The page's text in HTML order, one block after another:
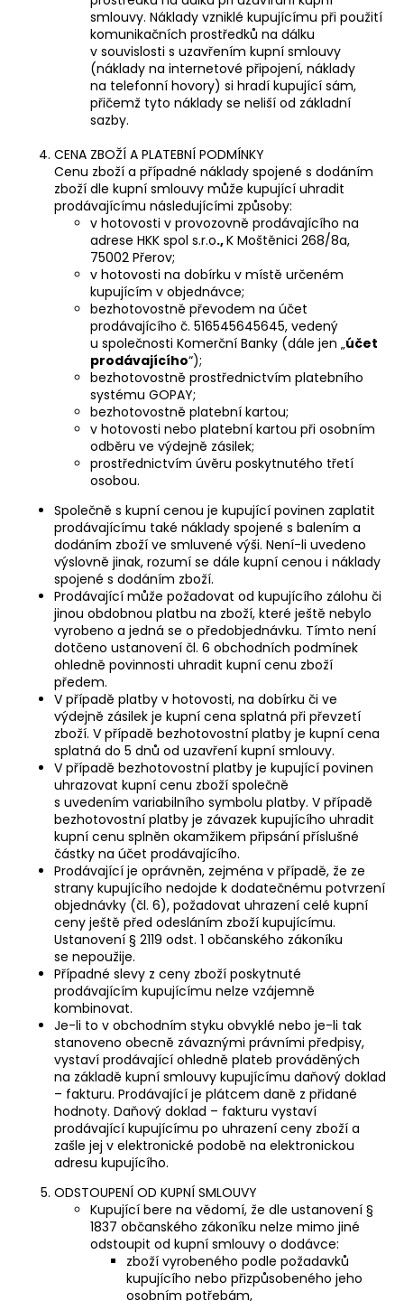
smlouvy. Náklady vzniklé kupujícímu při použití
komunikačních prostředků na dálku
v souvislosti s uzavřením kupní smlouvy
(náklady na internetové připojení, náklady
na telefonní hovory) si hradí kupující sám,
přičemž tyto náklady se neliší od základní
sazby.
CENA ZBOŽÍ A PLATEBNÍ PODMÍNKY
Cenu zboží a případné náklady spojené s dodáním
zboží dle kupní smlouvy může kupující uhradit
prodávajícímu následujícími způsoby:
v hotovosti v provozovně prodávajícího na
adrese HKK spol s.r.o.,K Moštěnici 268/8a,
75002 Přerov;
v hotovosti na dobírku v místě určeném
kupujícím v objednávce;
bezhotovostně převodem na účet
prodávajícího č. 516545645645, vedený
u společnosti Komerční Banky (dále jen „účet
prodávajícího“);
bezhotovostně prostřednictvím platebního
systému GOPAY;
bezhotovostně platební kartou;
v hotovosti nebo platební kartou při osobním
odběru ve výdejně zásilek;
prostřednictvím úvěru poskytnutého třetí
osobou.
Společně s kupní cenou je kupující povinen zaplatit
prodávajícímu také náklady spojené s balením a
dodáním zboží ve smluvené výši. Není-li uvedeno
výslovně jinak, rozumí se dále kupní cenou i náklady
spojené s dodáním zboží.
Prodávající může požadovat od kupujícího zálohu či
jinou obdobnou platbu na zboží, které ještě nebylo
vyrobeno a jedná se o předobjednávku. Tímto není
dotčeno ustanovení čl. 6 obchodních podmínek
ohledně povinnosti uhradit kupní cenu zboží
předem.
V případě platby v hotovosti, na dobírku či ve
výdejně zásilek je kupní cena splatná při převzetí
zboží. V případě bezhotovostní platby je kupní cena
splatná do 5 dnů od uzavření kupní smlouvy.
V případě bezhotovostní platby je kupující povinen
uhrazovat kupní cenu zboží společně
s uvedením variabilního symbolu platby. V případě
bezhotovostní platby je závazek kupujícího uhradit
kupní cenu splněn okamžikem připsání příslušné
částky na účet prodávajícího.
Prodávající je oprávněn, zejména v případě, že ze
strany kupujícího nedojde k dodatečnému potvrzení
objednávky (čl. 6), požadovat uhrazení celé kupní
ceny ještě před odesláním zboží kupujícímu.
Ustanovení § 2119 odst. 1 občanského zákoníku
se nepoužije.
Případné slevy z ceny zboží poskytnuté
prodávajícím kupujícímu nelze vzájemně
kombinovat.
Je-li to v obchodním styku obvyklé nebo je-li tak
stanoveno obecně závaznými právními předpisy,
vystaví prodávající ohledně plateb prováděných
na základě kupní smlouvy kupujícímu daňový doklad
– fakturu. Prodávající je plátcem daně z přidané
hodnoty. Daňový doklad – fakturu vystaví
prodávající kupujícímu po uhrazení ceny zboží a
zašle jej v elektronické podobě na elektronickou
adresu kupujícího.
ODSTOUPENÍ OD KUPNÍ SMLOUVY
Kupující bere na vědomí, že dle ustanovení §
1837 občanského zákoníku nelze mimo jiné
odstoupit od kupní smlouvy o dodávce:
zboží vyrobeného podle požadavků
kupujícího nebo přizpůsobeného jeho
osobním potřebám,